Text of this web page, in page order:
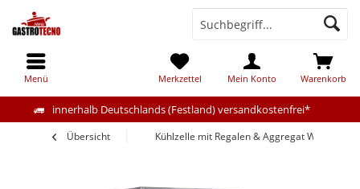
innerhalb Deutschlands (Festland) versandkostenfrei*
Warenkorb
Merkzettel Mein Konto
Menü
Übersicht Kühlzelle mit Regalen & Aggregat